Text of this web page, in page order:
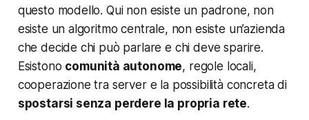
questo modello. Qui non esiste un padrone, non
esiste un algoritmo centrale, non esiste un’azienda
che decide chi può parlare e chi deve sparire.
Esistono comunità autonome, regole locali,
cooperazione tra server e la possibilità concreta di
spostarsi senza perdere la propria rete.